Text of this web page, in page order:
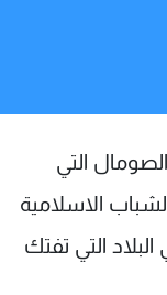
التي
الاسلامية
التي تفتك